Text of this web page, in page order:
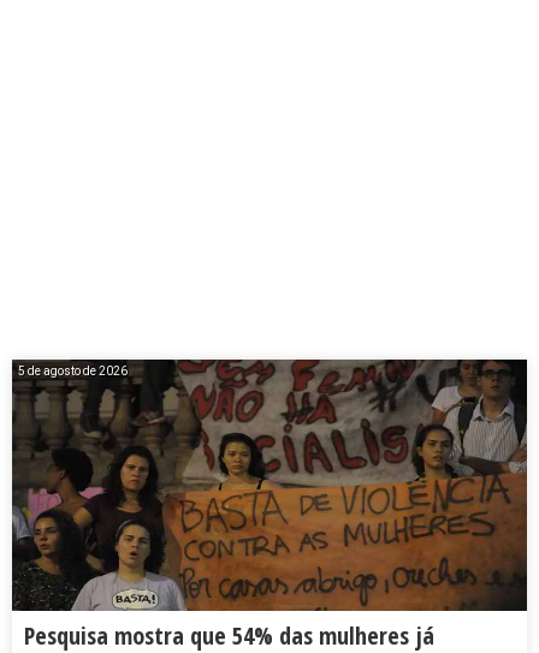
5 de agosto de 2026
Pesquisa mostra que 54% das mulheres já